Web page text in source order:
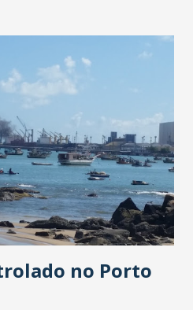
economia e geração de
comemorou Eunício
os prefeitos da Região, é
perímetro irrigado serão
estimativa de geração de 20
reuniu os prefeitos de Acaraú,
Jericoacoara, Lindbergh
Morrinhos, Carlos Bruno;
Marco, Roger Aguiar;...
no Porto